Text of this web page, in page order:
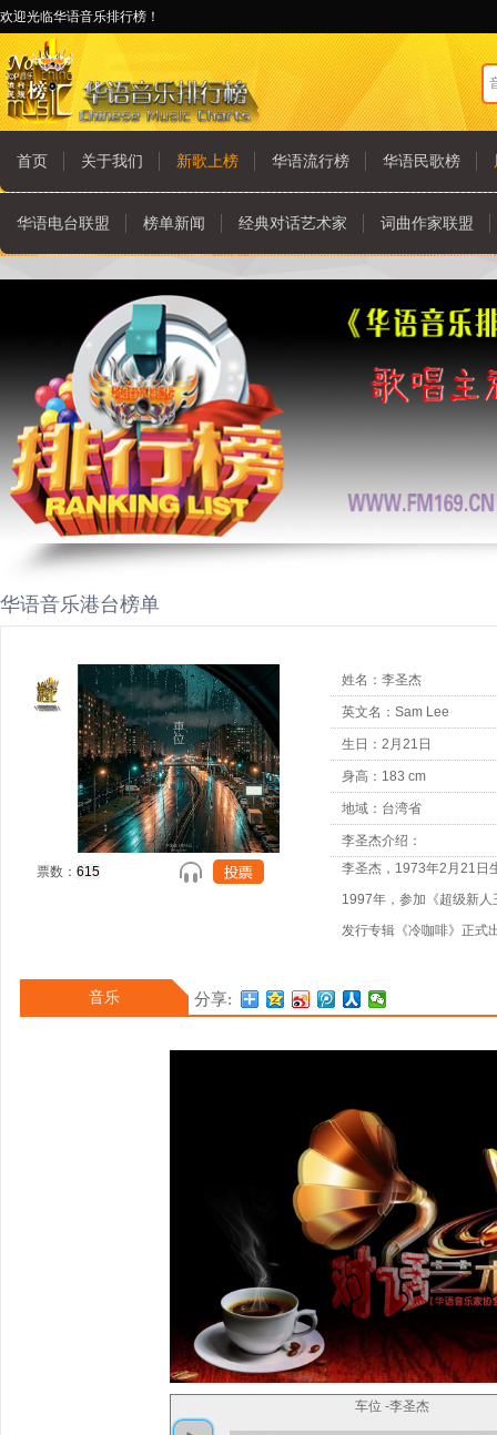
欢迎光临华语音乐排行榜！
首页 关于我们 新歌上榜 华语流行榜 华语民歌榜
华语电台联盟 榜单新闻 经典对话艺术家 词曲作家联盟
华语音乐港台榜单
票数：
姓名：李圣杰
英文名：Sam Lee
生日：2月21日
身高：183 cm
地域：台湾省
李圣杰介绍：
李圣杰，1973年2月21日
1997年，参加《超级新
发行专辑《冷咖啡》正式
优秀流行国语歌曲奖提名
《关于你的歌》。2008
音乐 分享:
车位 -李圣杰